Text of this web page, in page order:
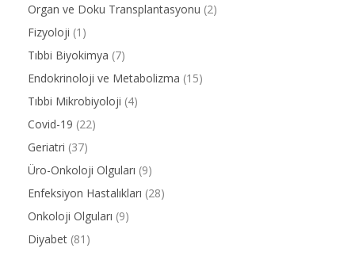
Organ ve Doku Transplantasyonu (2)
Fizyoloji (1)
Tıbbi Biyokimya (7)
Endokrinoloji ve Metabolizma (15)
Tıbbi Mikrobiyoloji (4)
Covid-19 (22)
Geriatri (37)
Üro-Onkoloji Olguları (9)
Enfeksiyon Hastalıkları (28)
Onkoloji Olguları (9)
Diyabet (81)